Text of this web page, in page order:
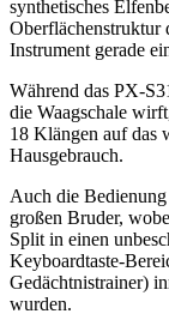
synthetisches
Oberflächenstruktur
Instrument gerade
Während das PX-
die Waagschale
18 Klängen auf das
Hausgebrauch.
Auch die
großen Bruder,
Split in einen
Keyboardtaste-
Gedächtnistrainer)
wurden.